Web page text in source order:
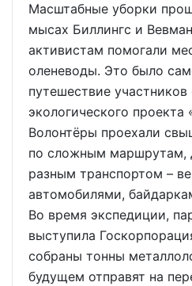
Масштабные уборки
мысах Биллингс и
активистам помогали
оленеводы. Это было
путешествие
экологического проекта
Волонтёры проехали
по сложным маршрутам,
разным транспортом –
автомобилями,
Во время экспедиции,
выступила
собраны тонны
будущем отправят на